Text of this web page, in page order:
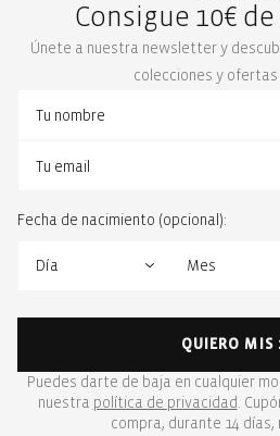
Consigue 10€
Únete a nuestra newsletter y
colecciones y ofertas
Fecha de nacimiento (opcional):
QUIERO MIS
Puedes darte de baja en cualquier
nuestra política de privacidad .
compra, durante 14 días,